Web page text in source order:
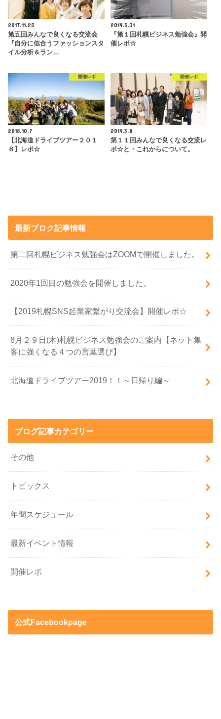
2017.11.25
第五回みんなで良くなる交流会
『自分に似合うファッションスタ
イル分析＆ラン…
2019.5.31
『第１回札幌ビジネス勉強会』開
催レポ☆
開催レポ
2018.10.7
【北海道ドライブツアー２０１
８】レポ☆
開催レポ
2019.3.8
第１１回みんなで良くなる交流レ
ポ☆と・これからについて。
最新ブロク記事情報
第二回札幌ビジネス勉強会はZOOMで開催しました。
2020年1回目の勉強会を開催しました。
【2019札幌SNS起業家繋がり交流会】開催レポ☆
8月２９日(木)札幌ビジネス勉強会のご案内【ネット集
客に強くなる４つの言葉選び】
北海道ドライブツアー2019！！～日帰り編～
ブログ記事カテゴリー
その他
トピックス
年間スケジュール
最新イベント情報
開催レポ
公式Facebookpage